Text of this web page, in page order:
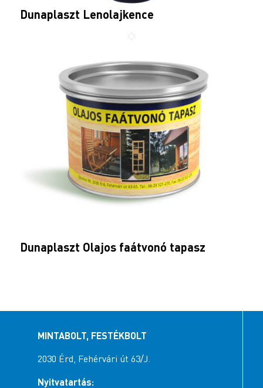
Dunaplaszt Lenolajkence
Dunaplaszt Olajos faátvonó tapasz
MINTABOLT, FESTÉKBOLT
2030 Érd, Fehérvári út 63/J.
Nyitvatartás: